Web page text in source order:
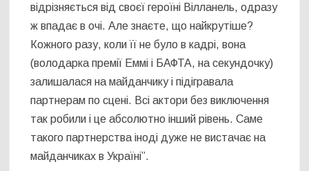
відрізняється від своєї героїні Вілланель, одразу
ж впадає в очі. Але знаєте, що найкрутіше?
Кожного разу, коли її не було в кадрі, вона
(володарка премії Еммі і БАФТА, на секундочку)
залишалася на майданчику і підігравала
партнерам по сцені. Всі актори без виключення
так робили і це абсолютно інший рівень. Саме
такого партнерства іноді дуже не вистачає на
майданчиках в Україні”.